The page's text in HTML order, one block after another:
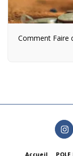
Comment Faire
Accueil